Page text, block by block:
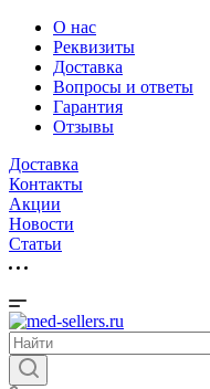
О нас
Реквизиты
Доставка
Вопросы и ответы
Гарантия
Отзывы
Доставка
Контакты
Акции
Новости
Cтатьи